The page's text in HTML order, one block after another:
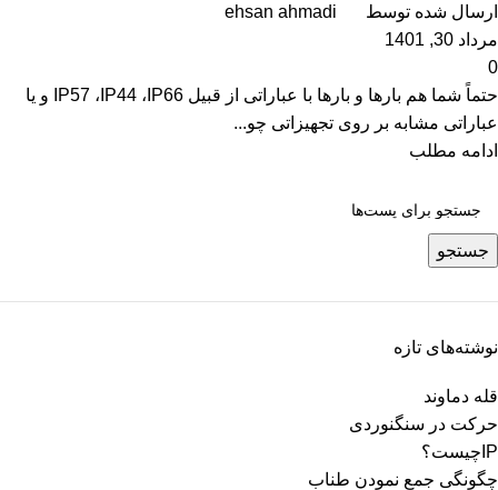
ارسال شده توسط
ehsan ahmadi
مرداد 30, 1401
0
حتماً شما هم بارها و بارها با عباراتی از قبیل IP57 ،IP44 ،IP66 و یا
عباراتی مشابه بر روی تجهیزاتی چو...
ادامه مطلب
جستجو
نوشته‌های تازه
قله دماوند
حرکت در سنگنوردی
IPچیست؟
چگونگی جمع نمودن طناب